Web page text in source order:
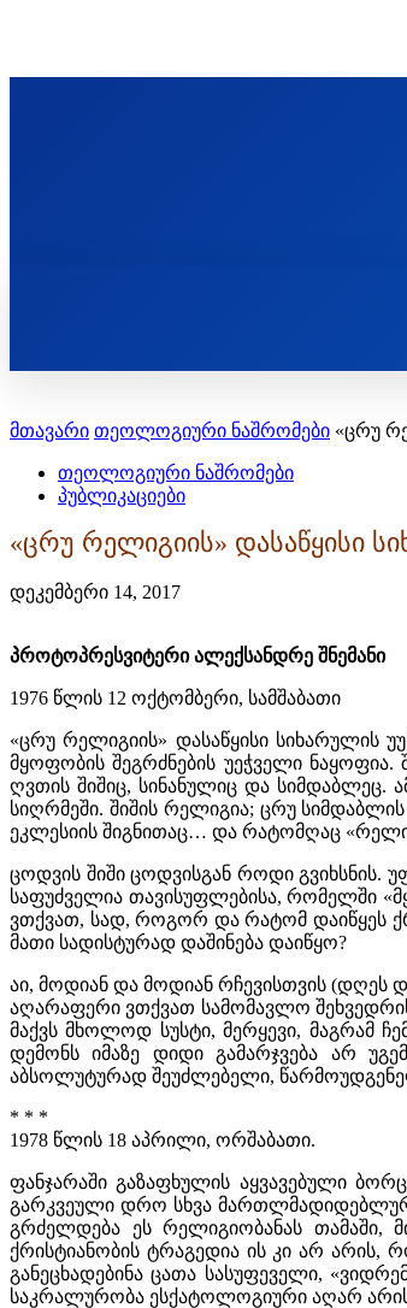
მთავარი თეოლოგიური ნაშრომები «ცრუ
თეოლოგიური ნაშრომები
პუბლიკაციები
«ცრუ რელიგიის» დასაწყისი
დეკემბერი 14, 2017
პროტოპრესვიტერი ალექსანდრე შნემანი
1976 წლის 12 ოქტომბერი, სამშაბათი
«ცრუ რელიგიის» დასაწყისი სიხარულის
მყოფობის შეგრძნების უეჭველი
ღვთის შიშიც, სინანულიც და
სიღრმეში. შიშის რელიგია; ცრუ
ეკლესიის შიგნითაც… და რატომღაც
ცოდვის შიში ცოდვისგან როდი გვიხსნის.
საფუძველია თავისუფლებისა, რომელში
ვთქვათ, სად, როგორ და რატომ დაიწყეს
მათი სადისტურად დაშინება დაიწყო?
აი, მოდიან და მოდიან რჩევისთვის (დღეს
აღარაფერი ვთქვათ სამომავლო
მაქვს მხოლოდ სუსტი, მერყევი, მაგრამ
დემონს იმაზე დიდი გამარჯვება არ
აბსოლუტურად შეუძლებელი,
* * *
1978 წლის 18 აპრილი, ორშაბათი.
ფანჯარაში გაზაფხულის აყვავებული
გარკვეული დრო სხვა მართლმადიდებლური
გრძელდება ეს რელიგიობანას თამაში,
ქრისტიანობის ტრაგედია ის კი არ არის,
განეცხადებინა ცათა სასუფეველი,
საკრალურობა ესქატოლოგიური აღარ